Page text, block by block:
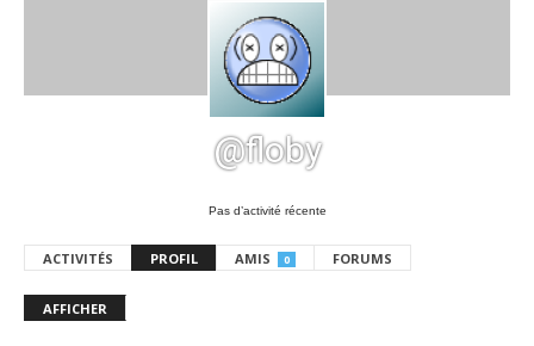
@floby
Pas d’activité récente
ACTIVITÉS PROFIL AMIS 0 FORUMS
AFFICHER